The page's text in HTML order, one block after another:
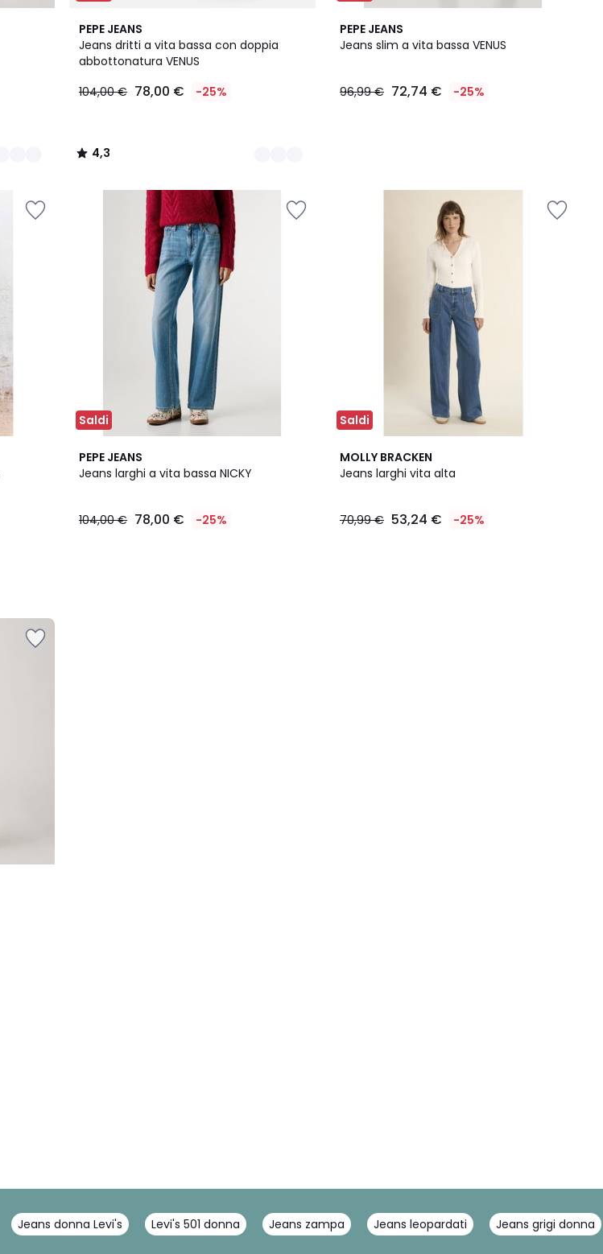
PEPE JEANS
Jeans dritti a vita bassa con doppia
abbottonatura VENUS
104,00 € 78,00 € -25%
4,3
/ 5
2
Colori
4,3
/
PEPE JEANS
Jeans slim a vita bassa VENUS
96,99 € 72,74 € -25%
Saldi
PEPE JEANS
Jeans larghi a vita bassa NICKY
104,00 € 78,00 € -25%
Saldi
MOLLY BRACKEN
Jeans larghi vita alta
70,99 € 53,24 € -25%
Jeans donna Levi's Levi's 501 donna Jeans zampa Jeans leopardati Jeans grigi donna